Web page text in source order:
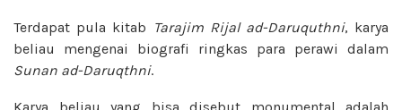
Terdapat pula kitab Tarajim Rijal ad-Daruquthni, karya
beliau mengenai biografi ringkas para perawi dalam
Sunan ad-Daruqthni.